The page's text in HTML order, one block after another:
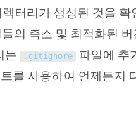
터리가 생성된 것을 확
의 축소 및 최적화된
는
.gitignore 파일에 추
를 사용하여 언제든지